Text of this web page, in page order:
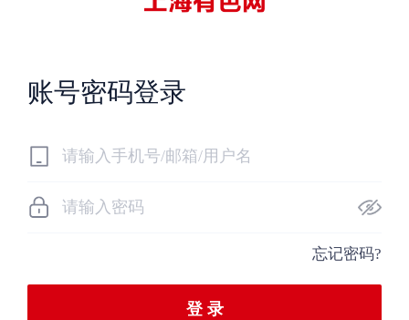
账号密码登录
忘记密码?
登 录